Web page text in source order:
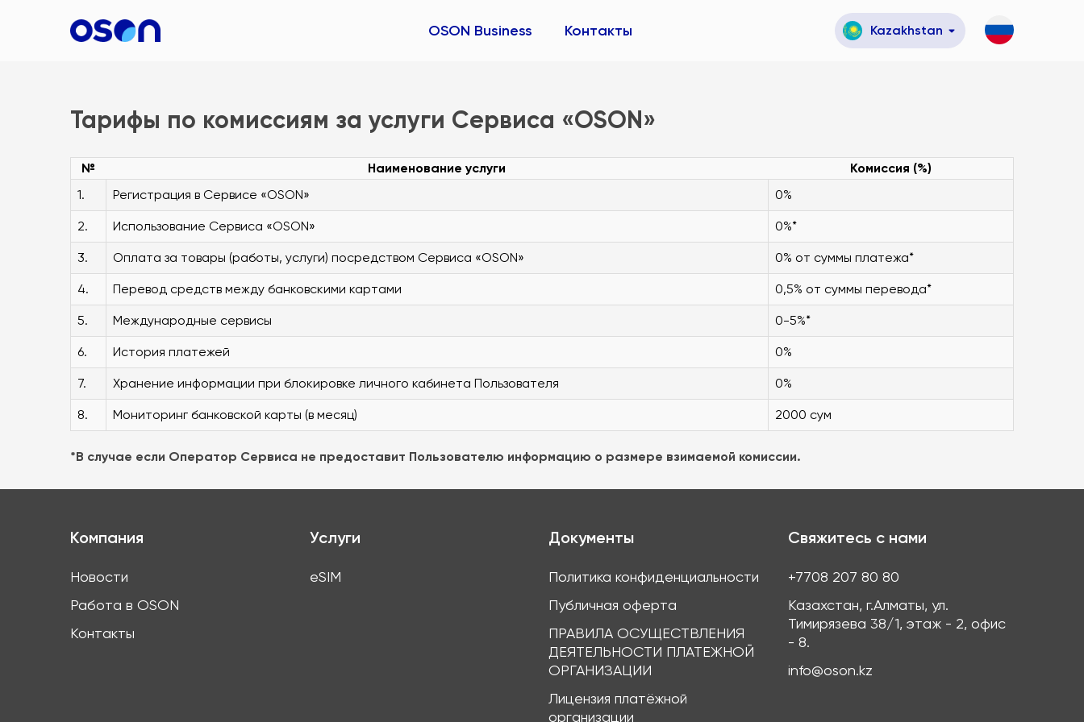
OSON Business Контакты Kazakhstan
Тарифы по комиссиям за услуги Сервиса «OSON»
№ Наименование услуги
Комиссия (%)
1.
Регистрация в Сервисе «OSON» 0%
2. Использование Сервиса «OSON» 0%*
3. Оплата за товары (работы, услуги) посредством Сервиса «OSON» 0% от суммы платежа*
4. Перевод средств между банковскими картами 0,5% от суммы перевода*
5. Международные сервисы 0-5%*
6. История платежей 0%
7. Хранение информации при блокировке личного кабинета Пользователя 0%
8. Мониторинг банковской карты (в месяц) 2000 сум
*В случае если Оператор Сервиса не предоставит Пользователю информацию о размере взимаемой комиссии.
Компания
Новости
Работа в OSON
Контакты
Услуги
eSIM
Документы
Политика конфиденциальности
Публичная оферта
ПРАВИЛА ОСУЩЕСТВЛЕНИЯ
ДЕЯТЕЛЬНОСТИ ПЛАТЕЖНОЙ
ОРГАНИЗАЦИИ
Лицензия платёжной
организации
Свяжитесь с нами
+7708 207 80 80
Казахстан, г.Алматы, ул.
Тимирязева 38/1, этаж - 2, офис
- 8.
info@oson.kz